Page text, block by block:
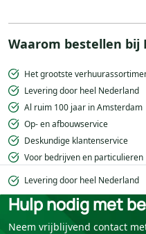
Waarom bestellen bij
Het grootste
Levering door heel Nederland
Al ruim 100 jaar in Amsterdam
Op- en afbouwservice
Deskundige klantenservice
Voor bedrijven en particulieren
Levering door heel Nederland
Hulp nodig met
Neem vrijblijvend contact